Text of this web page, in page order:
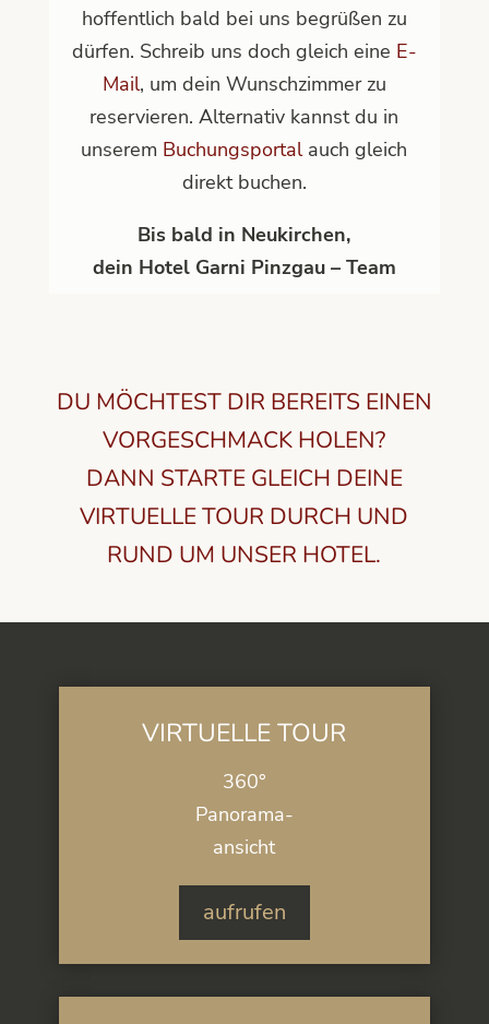
hoffentlich bald bei uns begrüßen zu
dürfen. Schreib uns doch gleich eine E-
Mail, um dein Wunschzimmer zu
reservieren. Alternativ kannst du in
unserem Buchungsportal auch gleich
direkt buchen.
Bis bald in Neukirchen,
dein Hotel Garni Pinzgau – Team
DU MÖCHTEST DIR BEREITS EINEN
VORGESCHMACK HOLEN?
DANN STARTE GLEICH DEINE
VIRTUELLE TOUR DURCH UND
RUND UM UNSER HOTEL.
VIRTUELLE TOUR
360°
Panorama-
ansicht
aufrufen